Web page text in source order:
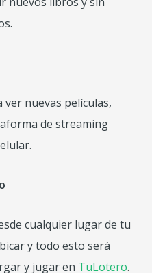
nuevas películas,
de streaming
cualquier lugar de tu
y todo esto será
y jugar en TuLotero.